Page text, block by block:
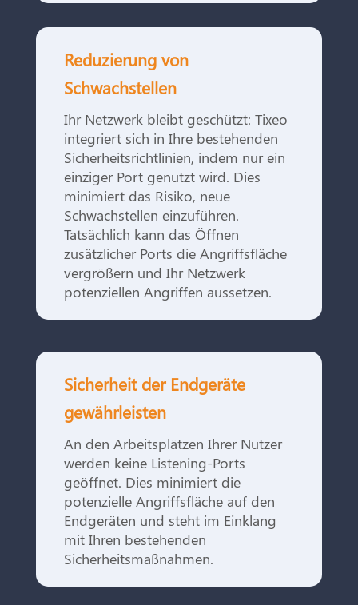
Reduzierung von
Schwachstellen
Ihr Netzwerk bleibt geschützt: Tixeo
integriert sich in Ihre bestehenden
Sicherheitsrichtlinien, indem nur ein
einziger Port genutzt wird. Dies
minimiert das Risiko, neue
Schwachstellen einzuführen.
Tatsächlich kann das Öffnen
zusätzlicher Ports die Angriffsfläche
vergrößern und Ihr Netzwerk
potenziellen Angriffen aussetzen.
Sicherheit der Endgeräte
gewährleisten
An den Arbeitsplätzen Ihrer Nutzer
werden keine Listening-Ports
geöffnet. Dies minimiert die
potenzielle Angriffsfläche auf den
Endgeräten und steht im Einklang
mit Ihren bestehenden
Sicherheitsmaßnahmen.